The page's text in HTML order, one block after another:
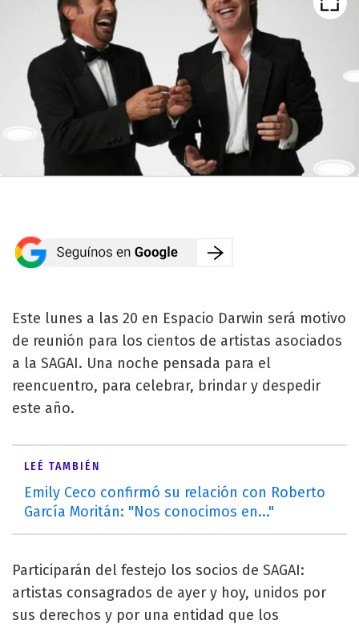
Este lunes a las 20 en Espacio Darwin será motivo
de reunión para los cientos de artistas asociados
a la SAGAI. Una noche pensada para el
reencuentro, para celebrar, brindar y despedir
este año.
LEÉ TAMBIÉN
Emily Ceco confirmó su relación con Roberto
García Moritán: "Nos conocimos en..."
Participarán del festejo los socios de SAGAI:
artistas consagrados de ayer y hoy, unidos por
sus derechos y por una entidad que los